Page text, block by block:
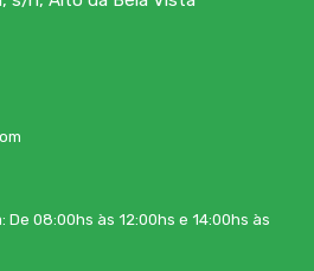
De 08:00hs às 12:00hs e 14:00hs às